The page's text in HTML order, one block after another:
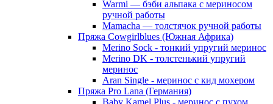
Warmi — бэби альпака с мериносом
ручной работы
Mamacha — толстячок ручной работы
Пряжа Cowgirlblues (Южная Африка)
Merino Sock - тонкий упругий меринос
Merino DK - толстенький упругий
меринос
Aran Single - меринос с кид мохером
Пряжа Pro Lana (Германия)
Baby Kamel Plus - меринос с пухом